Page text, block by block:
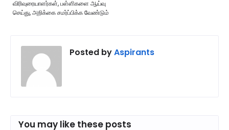
விரிவுரையாளர்கள், பள்ளிகளை ஆய்வு
செய்து, அறிக்கை சமர்ப்பிக்க வேண்டும்
Posted byAspirants
You may like these posts